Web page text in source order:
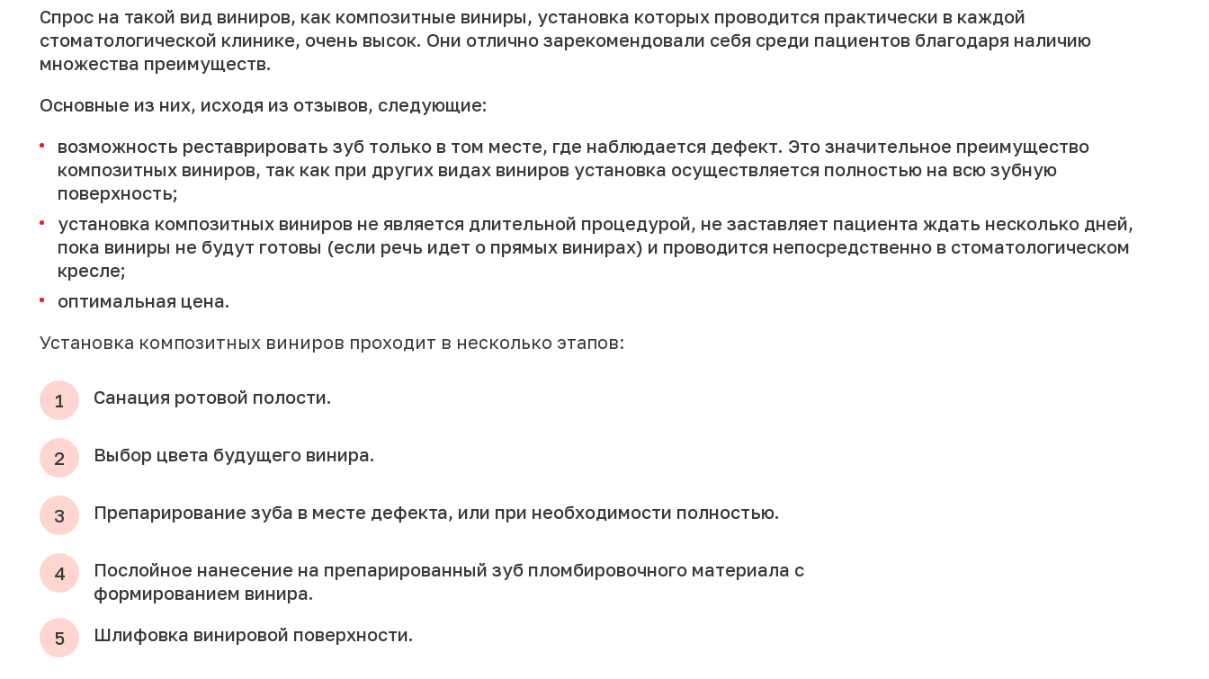
Спрос на такой вид виниров, как композитные виниры, установка которых проводится практически в каждой
стоматологической клинике, очень высок. Они отлично зарекомендовали себя среди пациентов благодаря наличию
множества преимуществ.
Основные из них, исходя из отзывов, следующие:
возможность реставрировать зуб только в том месте, где наблюдается дефект. Это значительное преимущество
композитных виниров, так как при других видах виниров установка осуществляется полностью на всю зубную
поверхность;
установка композитных виниров не является длительной процедурой, не заставляет пациента ждать несколько дней,
пока виниры не будут готовы (если речь идет о прямых винирах) и проводится непосредственно в стоматологическом
кресле;
оптимальная цена.
Установка композитных виниров проходит в несколько этапов:
Санация ротовой полости.
Выбор цвета будущего винира.
Препарирование зуба в месте дефекта, или при необходимости полностью.
Послойное нанесение на препарированный зуб пломбировочного материала с
формированием винира.
Шлифовка винировой поверхности.